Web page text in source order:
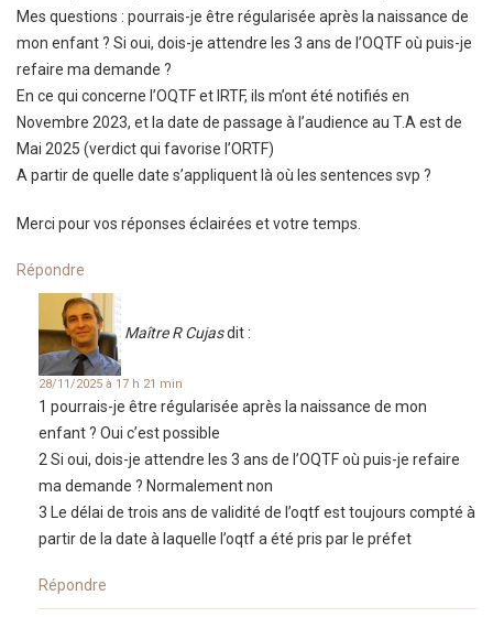
Mes questions : pourrais-je être régularisée après la naissance de
mon enfant ? Si oui, dois-je attendre les 3 ans de l’OQTF où puis-je
refaire ma demande ?
En ce qui concerne l’OQTF et IRTF, ils m’ont été notifiés en
Novembre 2023, et la date de passage à l’audience au T.A est de
Mai 2025 (verdict qui favorise l’ORTF)
A partir de quelle date s’appliquent là où les sentences svp ?
Merci pour vos réponses éclairées et votre temps.
Répondre
Maître R Cujasdit :
28/11/2025 à 17 h 21 min
1 pourrais-je être régularisée après la naissance de mon
enfant ? Oui c’est possible
2 Si oui, dois-je attendre les 3 ans de l’OQTF où puis-je refaire
ma demande ? Normalement non
3 Le délai de trois ans de validité de l’oqtf est toujours compté à
partir de la date à laquelle l’oqtf a été pris par le préfet
Répondre